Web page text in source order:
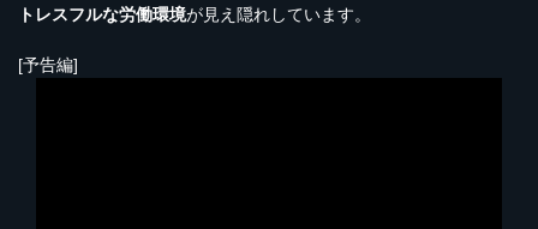
トレスフルな労働環境が見え隠れしています。
[予告編]